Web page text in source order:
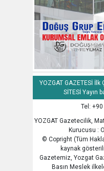
YOZGAT GAZETESİ İlk
SİTESİ Yayın
Tel:
YOZGAT Gazetecilik,
Kurucusu :
© Copright (Tüm
kaynak
Gazetemiz, Yozgat
Basın Meslek